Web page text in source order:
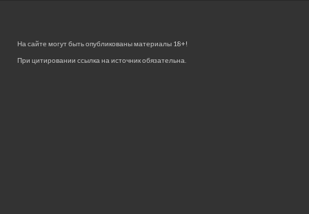
На сайте могут быть опубликованы материалы 18+!
При цитировании ссылка на источник обязательна.